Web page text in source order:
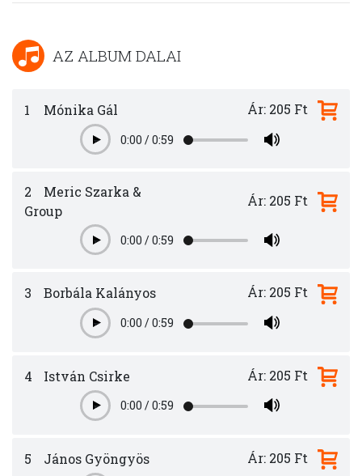
AZ ALBUM DALAI
1 Mónika Gál
Play0:00 /0:59
Ár: 205 Ft
2
Meric Szarka &
Group
Play0:00 /0:59
Ár: 205 Ft
3 Borbála Kalányos
Play0:00 /0:59
Ár: 205 Ft
4 István Csirke
Play0:00 /0:59
Ár: 205 Ft
5 János Gyöngyös Ár: 205 Ft